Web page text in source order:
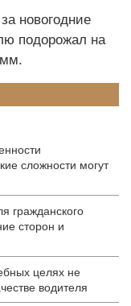
новогодние
подорожал на
сложности могут
гражданского
сторон и
целях не
водителя